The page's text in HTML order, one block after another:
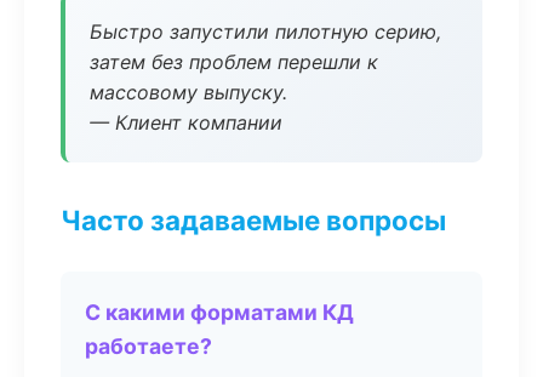
Быстро запустили пилотную серию,
затем без проблем перешли к
массовому выпуску.
— Клиент компании
Часто задаваемые вопросы
С какими форматами КД
работаете?